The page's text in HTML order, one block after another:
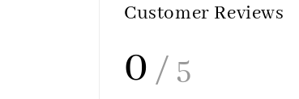
Customer Reviews
0 / 5